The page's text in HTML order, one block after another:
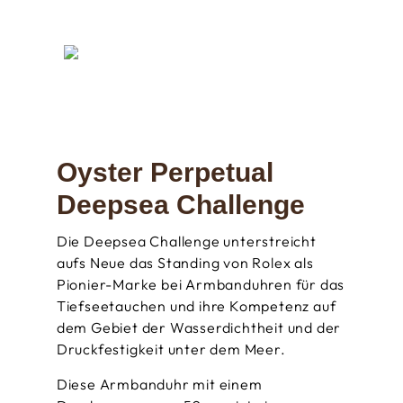
Oyster Perpetual
Deepsea Challenge
Die Deepsea Challenge unterstreicht
aufs Neue das Standing von Rolex als
Pionier-Marke bei Armbanduhren für das
Tiefseetauchen und ihre Kompetenz auf
dem Gebiet der Wasserdichtheit und der
Druckfestigkeit unter dem Meer.
Diese Armbanduhr mit einem